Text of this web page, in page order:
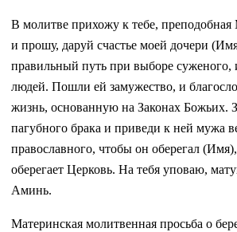
В молитве прихожу к тебе,
и прошу, даруй счастье моей дочери
правильный путь при выборе суженого,
людей. Пошли ей замужество, и
жизнь, основанную на Законах Божьих.
пагубного брака и приведи к ней мужа
православного, чтобы он оберегал
оберегает Церковь. На тебя уповаю,
Аминь.
Материнская молитвенная просьба о